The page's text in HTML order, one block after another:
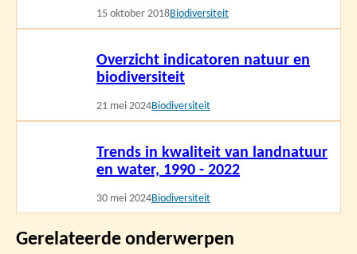
15 oktober 2018Biodiversiteit
Overzicht indicatoren natuur en
biodiversiteit
21 mei 2024Biodiversiteit
Trends in kwaliteit van landnatuur
en water, 1990 - 2022
30 mei 2024Biodiversiteit
Gerelateerde onderwerpen